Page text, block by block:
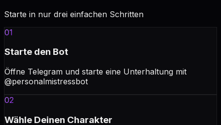
Starte in nur drei einfachen Schritten
01
Starte den Bot
Öffne Telegram und starte eine Unterhaltung mit
@personalmistressbot
02
Wähle Deinen Charakter